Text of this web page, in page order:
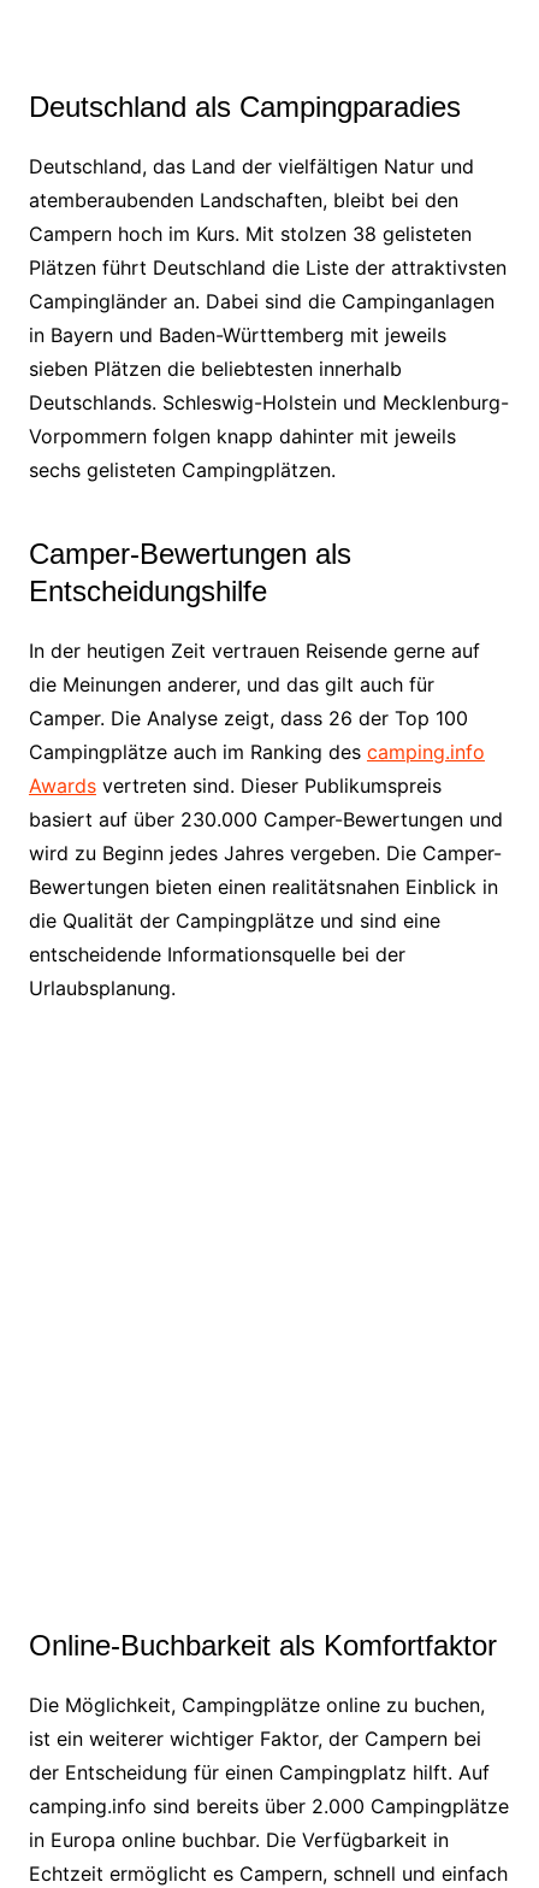
Deutschland als Campingparadies
Deutschland, das Land der vielfältigen Natur und
atemberaubenden Landschaften, bleibt bei den
Campern hoch im Kurs. Mit stolzen 38 gelisteten
Plätzen führt Deutschland die Liste der attraktivsten
Campingländer an. Dabei sind die Campinganlagen
in Bayern und Baden-Württemberg mit jeweils
sieben Plätzen die beliebtesten innerhalb
Deutschlands. Schleswig-Holstein und Mecklenburg-
Vorpommern folgen knapp dahinter mit jeweils
sechs gelisteten Campingplätzen.
Camper-Bewertungen als
Entscheidungshilfe
In der heutigen Zeit vertrauen Reisende gerne auf
die Meinungen anderer, und das gilt auch für
Camper. Die Analyse zeigt, dass 26 der Top 100
Campingplätze auch im Ranking des camping.info
Awardsvertreten sind. Dieser Publikumspreis
basiert auf über 230.000 Camper-Bewertungen und
wird zu Beginn jedes Jahres vergeben. Die Camper-
Bewertungen bieten einen realitätsnahen Einblick in
die Qualität der Campingplätze und sind eine
entscheidende Informationsquelle bei der
Urlaubsplanung.
Online-Buchbarkeit als Komfortfaktor
Die Möglichkeit, Campingplätze online zu buchen,
ist ein weiterer wichtiger Faktor, der Campern bei
der Entscheidung für einen Campingplatz hilft. Auf
camping.info sind bereits über 2.000 Campingplätze
in Europa online buchbar. Die Verfügbarkeit in
Echtzeit ermöglicht es Campern, schnell und einfach